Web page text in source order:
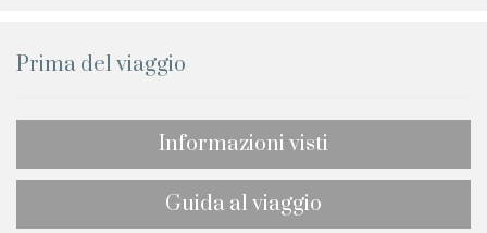
Prima del viaggio
Informazioni visti
Guida al viaggio